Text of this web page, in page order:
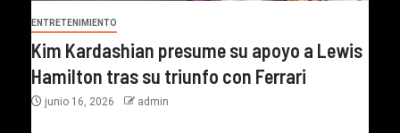
ENTRETENIMIENTO
Kim Kardashian presume su apoyo a Lewis
Hamilton tras su triunfo con Ferrari
junio 16, 2026 admin